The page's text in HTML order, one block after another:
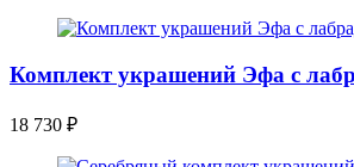
Комплект украшений Эфа с
18 730 ₽